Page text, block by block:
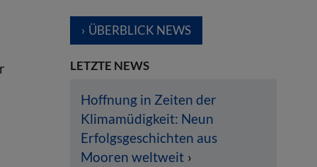
ÜBERBLICK NEWS
LETZTE NEWS
Hoffnung in Zeiten der
Klimamüdigkeit: Neun
Erfolgsgeschichten aus
Mooren weltweit